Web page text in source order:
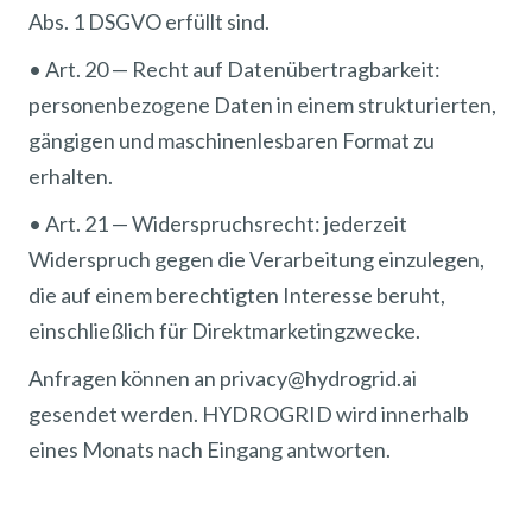
Abs. 1 DSGVO erfüllt sind.
• Art. 20 — Recht auf Datenübertragbarkeit:
personenbezogene Daten in einem strukturierten,
gängigen und maschinenlesbaren Format zu
erhalten.
• Art. 21 — Widerspruchsrecht: jederzeit
Widerspruch gegen die Verarbeitung einzulegen,
die auf einem berechtigten Interesse beruht,
einschließlich für Direktmarketingzwecke.
Anfragen können an privacy@hydrogrid.ai
gesendet werden. HYDROGRID wird innerhalb
eines Monats nach Eingang antworten.